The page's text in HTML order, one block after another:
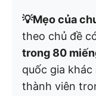
💡Mẹo của
theo chủ đề
trong 80
quốc gia khác
thành viên